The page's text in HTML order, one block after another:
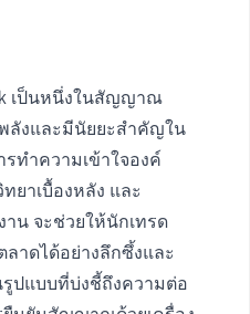
เป็นหนึ่งในสัญญาณ
ลังและมีนัยยะสำคัญใน
รทำความเข้าใจองค์
ยาเบื้องหลัง และ
าน จะช่วยให้นักเทรด
าดได้อย่างลึกซึ้งและ
ปแบบที่บ่งชี้ถึงความต่อ